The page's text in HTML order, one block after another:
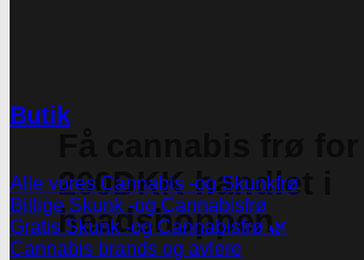
200DKK handlet i
headshoppen
Butik
Alle vores Cannabis -og Skunkfrø
Billige Skunk -og Cannabisfrø
Gratis Skunk -og Cannabisfrø 🌿
Cannabis brands og avlere